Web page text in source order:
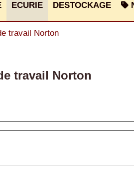
ECURIE DESTOCKAGE
travail Norton
travail Norton